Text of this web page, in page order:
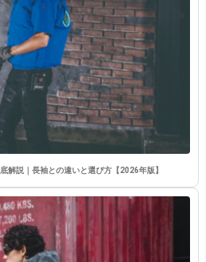
解説｜長袖との違いと選び方【2026年版】